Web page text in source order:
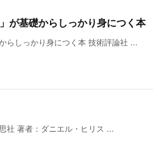
が基礎からしっかり身につく本
らしっかり身につく本 技術評論社 ...
社 著者：ダニエル・ヒリス ...